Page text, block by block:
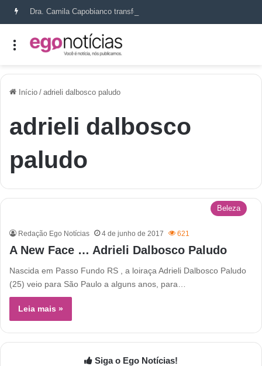
Início / adrieli dalbosco paludo
adrieli dalbosco
paludo
Beleza
Redação Ego Notícias 4 de junho de 2017 621
A New Face … Adrieli Dalbosco Paludo
Nascida em Passo Fundo RS , a loiraça Adrieli Dalbosco Paludo
(25) veio para São Paulo a alguns anos, para…
Leia mais »
Siga o Ego Notícias!